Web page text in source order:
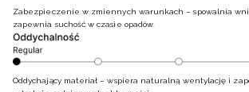
Zabezpieczenie w zmiennych warunkach – spowalnia
zapewnia suchość w czasie opadów.
Oddychający materiał – wspiera naturalną wentylację i